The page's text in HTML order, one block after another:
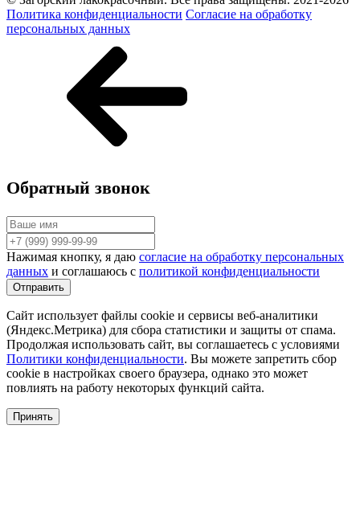
Политика конфиденциальности Согласие на обработку
персональных данных
Обратный звонок
Нажимая кнопку, я даю согласие на обработку персональных
данных и соглашаюсь с политикой конфиденциальности
Сайт использует файлы cookie и сервисы веб-аналитики
(Яндекс.Метрика) для сбора статистики и защиты от спама.
Продолжая использовать сайт, вы соглашаетесь с условиями
Политики конфиденциальности. Вы можете запретить сбор
cookie в настройках своего браузера, однако это может
повлиять на работу некоторых функций сайта.
Принять